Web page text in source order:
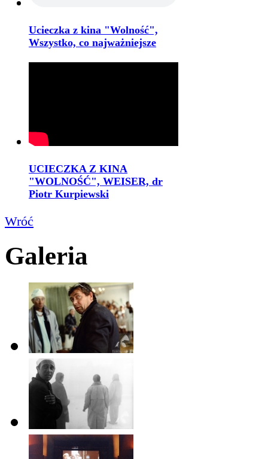
Ucieczka z kina "Wolność",
Wszystko, co najważniejsze
UCIECZKA Z KINA
"WOLNOŚĆ", WEISER, dr
Piotr Kurpiewski
Wróć
Galeria